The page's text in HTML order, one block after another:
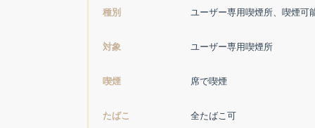
種別 ユーザー専用喫煙所、喫煙可
対象 ユーザー専用喫煙所
喫煙 席で喫煙
たばこ 全たばこ可